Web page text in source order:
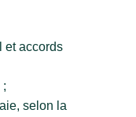
et accords
;
selon la